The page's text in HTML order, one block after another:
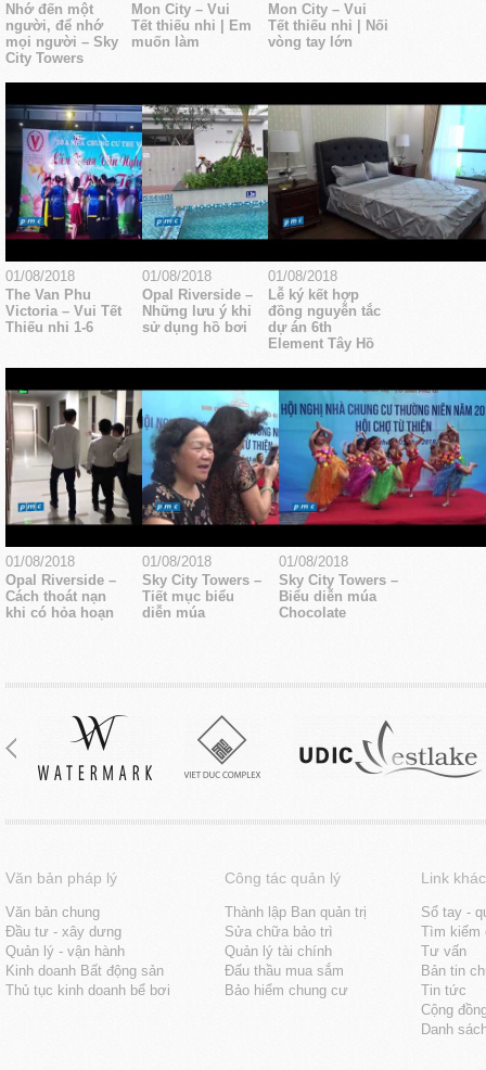
Nhớ đến một
người, để nhớ
mọi người – Sky
City Towers
Mon City – Vui
Tết thiếu nhi | Em
muốn làm
Mon City – Vui
Tết thiếu nhi | Nối
vòng tay lớn
01/08/2018
The Van Phu
Victoria – Vui Tết
Thiếu nhi 1-6
01/08/2018
Opal Riverside –
Những lưu ý khi
sử dụng hồ bơi
01/08/2018
Lễ ký kết hợp
đồng nguyễn tắc
dự án 6th
Element Tây Hồ
01/08/2018
Opal Riverside –
Cách thoát nạn
khi có hỏa hoạn
01/08/2018
Sky City Towers –
Tiết mục biểu
diễn múa
01/08/2018
Sky City Towers –
Biểu diễn múa
Chocolate
Văn bản pháp lý
Văn bản chung
Đầu tư - xây dưng
Quản lý - vận hành
Kinh doanh Bất động sản
Thủ tục kinh doanh bể bơi
Công tác quản lý
Thành lập Ban quản trị
Sửa chữa bảo trì
Quản lý tài chính
Đấu thầu mua sắm
Bảo hiểm chung cư
Link khác
Sổ tay -
Tìm kiếm
Tư vấn
Bản tin
Tin tức
Cộng
Danh